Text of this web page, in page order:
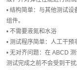
• 结构简单：与其他测试
组件。
• 不需要液氮和水浴
• 测试程序简单：人工干预
• 无对齐问题：在 ABCD
测试完成之前不会受到干扰